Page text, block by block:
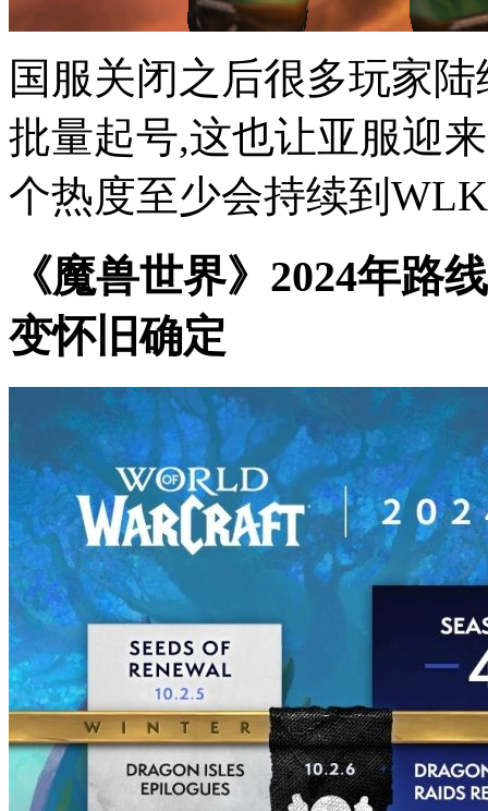
国服关闭之后很多玩家
批量起号,这也让亚服迎
个热度至少会持续到
《魔兽世界》2024年路
变怀旧确定